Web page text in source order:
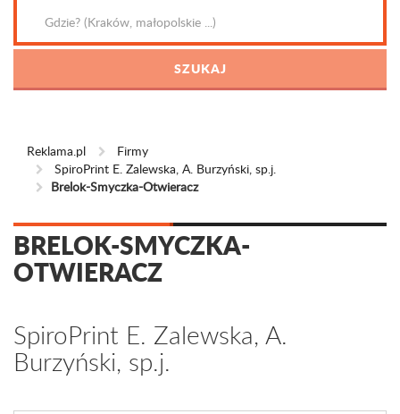
Reklama.pl
Firmy
SpiroPrint E. Zalewska, A. Burzyński, sp.j.
Brelok-Smyczka-Otwieracz
BRELOK-SMYCZKA-
OTWIERACZ
SpiroPrint E. Zalewska, A.
Burzyński, sp.j.